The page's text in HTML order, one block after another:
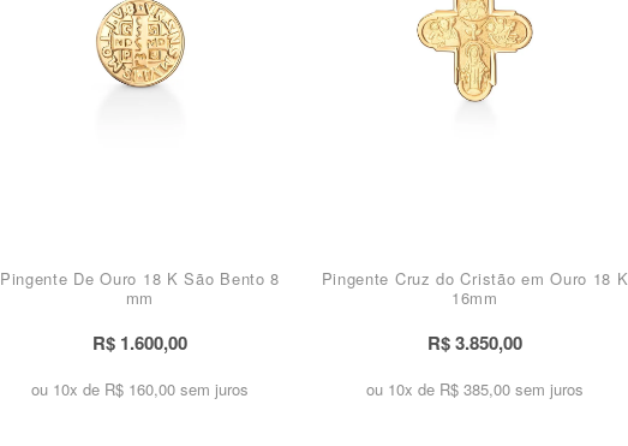
Pingente De Ouro 18 K São Bento 8
mm
R$ 1.600,00
ou 10x de R$ 160,00 sem juros
Pingente Cruz do Cristão em Ouro 18 K
16mm
R$ 3.850,00
ou 10x de R$ 385,00 sem juros